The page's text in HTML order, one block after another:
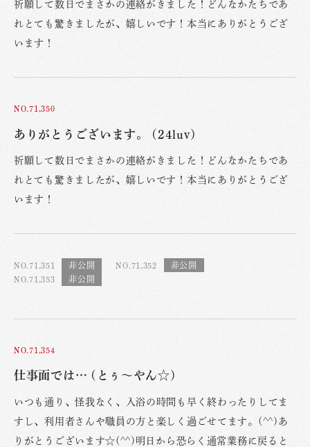
祈願して数日でまさかの連絡がきました！どんなかたちであ
れとても驚きましたが、嬉しいです！本当にありがとうござ
います！
NO.71,350
ありがとうございます。 (24luv)
祈願して数日でまさかの連絡がきました！どんなかたちであ
れとても驚きましたが、嬉しいです！本当にありがとうござ
います！
NO.71,351
NO.71,352
NO.71,353
NO.71,354
仕事面では… (とぅ〜やん☆)
いつも通り、怪我なく、入浴の時間も早く終わったりしてま
すし、利用者さんや職員の方と楽しく過ごせてます。(^^)あ
りがとうございます☆(^^)明日から恐らく通常業務に戻ると